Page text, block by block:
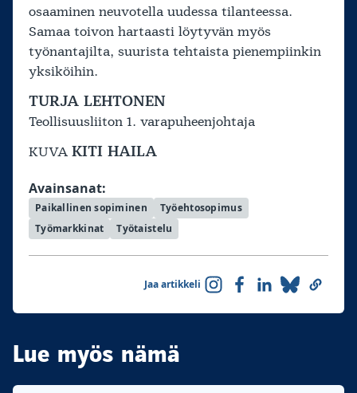
osaaminen neuvotella uudessa tilanteessa.
Samaa toivon hartaasti löytyvän myös
työnantajilta, suurista tehtaista pienempiinkin
yksiköihin.
TURJA LEHTONEN
Teollisuusliiton 1. varapuheenjohtaja
KUVA KITI HAILA
Avainsanat:
Paikallinen sopiminen
Työehtosopimus
Työmarkkinat
Työtaistelu
Jaa artikkeli
Lue myös nämä